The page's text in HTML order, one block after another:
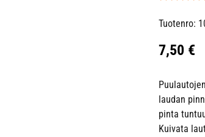
Tuotenro:
7,50 €
laudan
pinta
Kuivata